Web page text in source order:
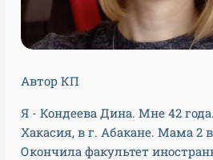
Автор КП
Я - Кондеева Дина. Мне 42
Хакасия, в г. Абакане. Мама 2
Окончила факультет